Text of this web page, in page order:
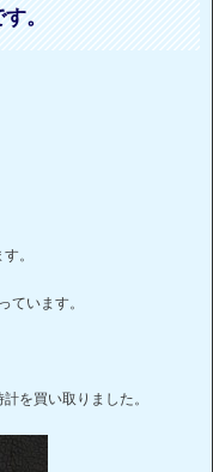
す。
。
ています。
を買い取りました。